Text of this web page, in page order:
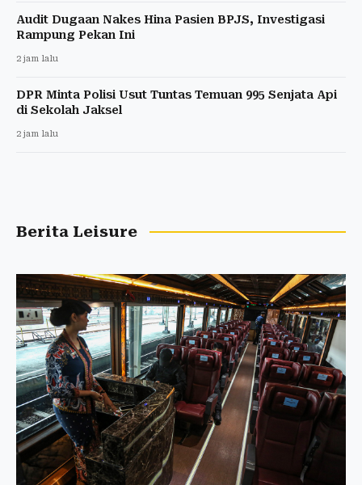
Audit Dugaan Nakes Hina Pasien BPJS, Investigasi
Rampung Pekan Ini
2 jam lalu
DPR Minta Polisi Usut Tuntas Temuan 995 Senjata Api
di Sekolah Jaksel
2 jam lalu
Berita Leisure